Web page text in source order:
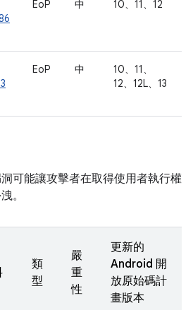
EoP 中 10、11、12
EoP 中
10、11、
12、12L、13
可能讓攻擊者在取得使用者執行權
。
類
型
嚴
重
性
更新的
Android 開
放原始碼計
畫版本